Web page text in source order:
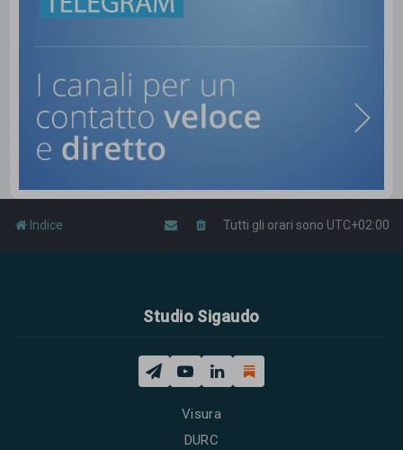
Indice Tutti gli orari sono UTC+02:00
Studio Sigaudo
Visura
DURC